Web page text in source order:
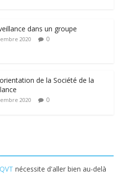
g dans un groupe
2020 0
de la Société de la
2020 0
nécessite d'aller bien au-delà